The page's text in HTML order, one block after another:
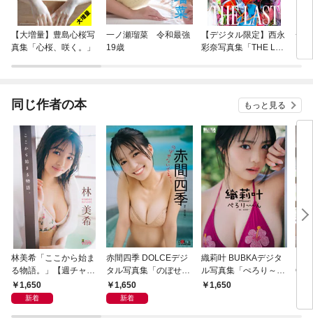
【大増量】豊島心桜写
真集「心桜、咲く。」
一ノ瀬瑠菜 令和最強
19歳
【デジタル限定】西永
彩奈写真集「THE LAS
一
集
同じ作者の本 もっと見る
林美希「ここから始ま
る物語。」【週チャン
デジグラ】
1,650
新着
赤間四季 DOLCEデジ
タル写真集「のぼせな
いでよっ！」
1,650
新着
織莉叶 BUBKAデジタ
ル写真集「ぺろり～～
～ん」
1,650